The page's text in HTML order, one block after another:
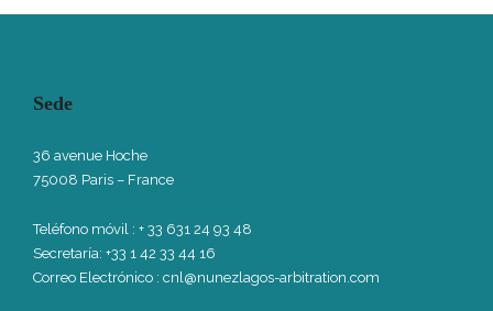
Sede
36 avenue Hoche
75008 Paris – France
Teléfono móvil : + 33 631 24 93 48
Secretaría: +33 1 42 33 44 16
Correo Electrónico : cnl@nunezlagos-arbitration.com